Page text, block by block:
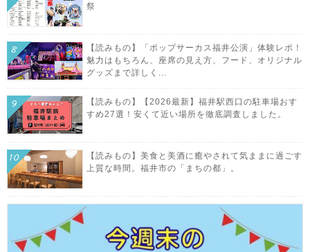
祭
【読みもの】「ポップサーカス福井公演」体験レポ！
魅力はもちろん、座席の見え方、フード、オリジナル
グッズまで詳しく...
【読みもの】【2026最新】福井駅西口の駐車場おす
すめ27選！安くて近い場所を徹底調査しました。
【読みもの】美食と美酒に癒やされて気ままに過ごす
上質な時間。福井市の「まちの都」。